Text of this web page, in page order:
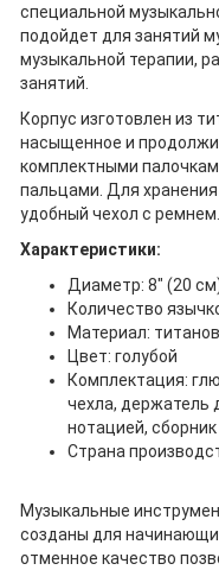
специальной
подойдет для занятий
музыкальной терапии,
занятий.
Корпус изготовлен из
насыщенное и
комплектными
пальцами. Для
удобный чехол с ремнем.
Характеристики:
Диаметр: 8" (20
Количество
Материал:
Цвет: голубой
Комплектация:
чехла, держатель
нотацией,
Страна
Музыкальные
созданы для
отменное качество